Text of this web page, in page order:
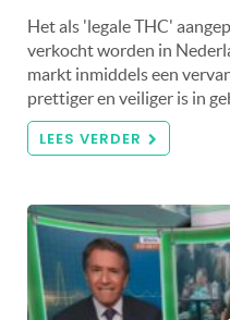
Het als 'legale THC'
verkocht worden in
markt inmiddels een
prettiger en veiliger is in
LEES VERDER